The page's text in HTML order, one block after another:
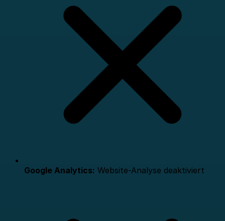
Google Analytics: Website-Analyse deaktiviert